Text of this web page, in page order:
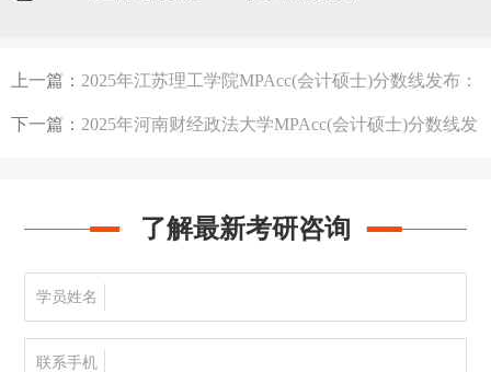
上一篇： 2025年江苏理工学院MPAcc(会计硕士)分数线发布：
194/96/48
下一篇： 2025年河南财经政法大学MPAcc(会计硕士)分数线发
了解最新考研咨询
学员姓名
联系手机